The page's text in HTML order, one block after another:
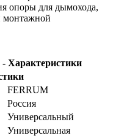
опоры для дымохода,
монтажной
Характеристики
FERRUM
Россия
Универсальный
Универсальная